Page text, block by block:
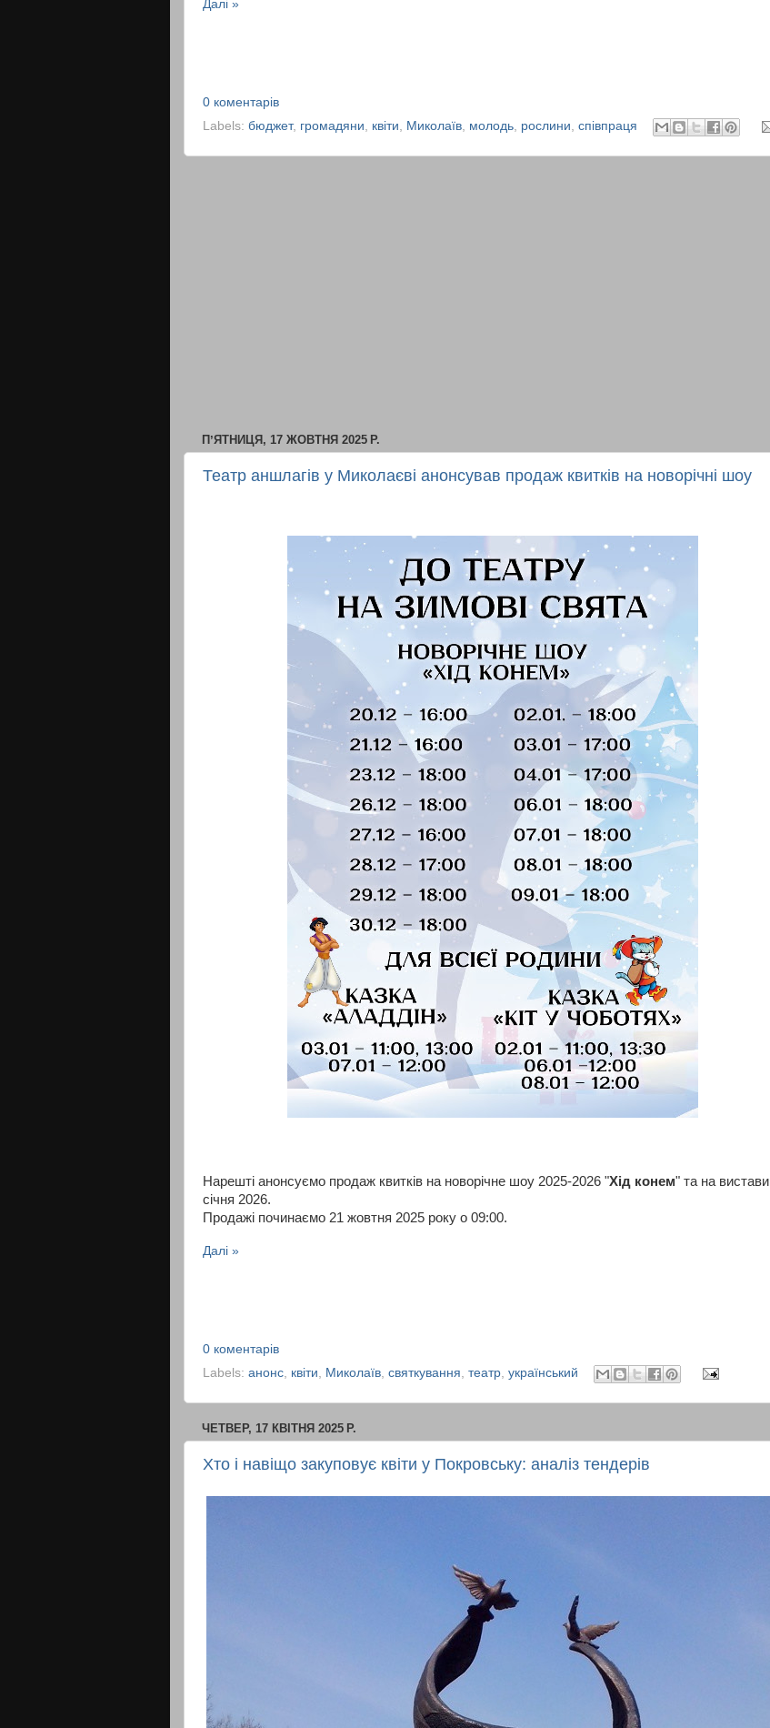
Далі »
0 коментарів
Labels: бюджет, громадяни квіти Миколаїв молодь рослини співпраця
ПʼЯТНИЦЯ, 17 ЖОВТНЯ 2025 Р.
Театр аншлагів у Миколаєві анонсував продаж квитків на новорічні шоу
Нарешті анонсуємо продаж квитків на новорічне шоу 2025-2026 "Хід конем" та на вистави
січня 2026.
Продажі починаємо 21 жовтня 2025 року о 09:00.
Далі »
0 коментарів
Labels: анонс квіти Миколаїв святкування театр український
ЧЕТВЕР, 17 КВІТНЯ 2025 Р.
Хто і навіщо закуповує квіти у Покровську: аналіз тендерів